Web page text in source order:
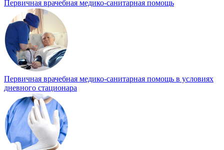
Первичная врачебная медико-санитарная помощь
Первичная врачебная медико-санитарная помощь в условиях
дневного стационара